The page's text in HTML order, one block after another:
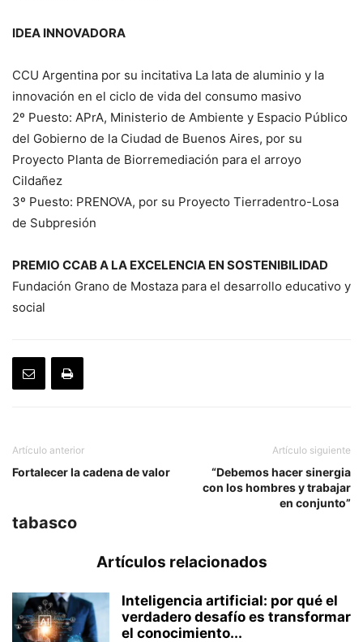
IDEA INNOVADORA
CCU Argentina por su incitativa La lata de aluminio y la
innovación en el ciclo de vida del consumo masivo
2º Puesto: APrA, Ministerio de Ambiente y Espacio Público
del Gobierno de la Ciudad de Buenos Aires, por su
Proyecto Planta de Biorremediación para el arroyo
Cildañez
3º Puesto: PRENOVA, por su Proyecto Tierradentro-Losa
de Subpresión
PREMIO CCAB A LA EXCELENCIA EN SOSTENIBILIDAD
Fundación Grano de Mostaza para el desarrollo educativo y
social
Artículo anterior
Fortalecer la cadena de valor
Artículo siguiente
“Debemos hacer sinergia
con los hombres y trabajar
en conjunto”
tabasco
Artículos relacionados
Inteligencia artificial: por qué el
verdadero desafío es transformar
el conocimiento...